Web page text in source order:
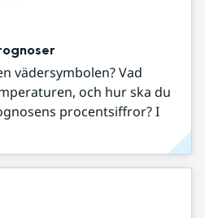
vädersymbolen? Vad
och hur ska du
procentsiffror? I